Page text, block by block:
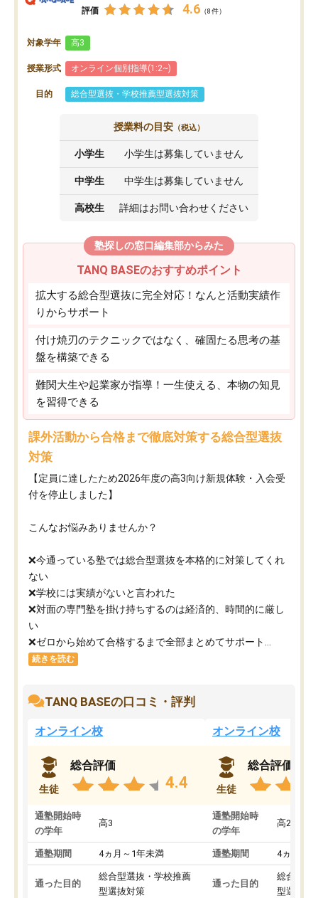
評価 4.6 （8件）
対象学年 高3
授業形式 オンライン個別指導(1:2~)
目的 総合型選抜・学校推薦型選抜対策
授業料の目安 （税込）
小学生 小学生は募集していません
中学生 中学生は募集していません
高校生 詳細はお問い合わせください
塾探しの窓口編集部からみた
TANQ BASEのおすすめポイント
拡大する総合型選抜に完全対応！なんと活動実績作
りからサポート
付け焼刃のテクニックではなく、確固たる思考の基
盤を構築できる
難関大生や起業家が指導！一生使える、本物の知見
を習得できる
課外活動から合格まで徹底対策する総合型選抜
対策
【定員に達したため2026年度の高3向け新規体験・入会受
付を停止しました】
こんなお悩みありませんか？
❌今通っている塾では総合型選抜を本格的に対策してくれ
ない
❌学校には実績がないと言われた
❌対面の専門塾を掛け持ちするのは経済的、時間的に厳し
い
❌ゼロから始めて合格するまで全部まとめてサポート...
続きを読む
TANQ BASEの口コミ・評判
オンライン校
生徒
総合評価
4.4
通塾開始時
の学年
高3
通塾期間 4ヵ月～1年未満
通った目的
総合型選抜・学校推薦
型選抜対策
オンライン校
生徒
総合評価
通塾開始時
の学年
高2
通塾期間 4ヵ月～1
通った目的
総合型選
型選抜対